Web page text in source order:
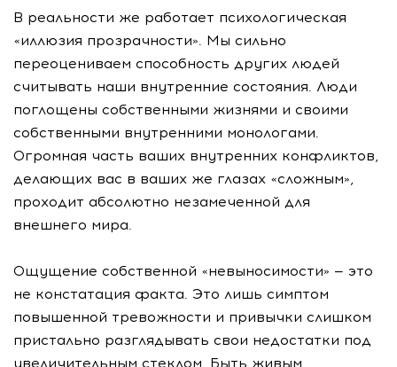
В реальности же работает психологическая
«иллюзия прозрачности». Мы сильно
переоцениваем способность других людей
считывать наши внутренние состояния. Люди
поглощены собственными жизнями и своими
собственными внутренними монологами.
Огромная часть ваших внутренних конфликтов,
делающих вас в ваших же глазах «сложным»,
проходит абсолютно незамеченной для
внешнего мира.
Ощущение собственной «невыносимости» — это
не констатация факта. Это лишь симптом
повышенной тревожности и привычки слишком
пристально разглядывать свои недостатки под
увеличительным стеклом. Быть живым